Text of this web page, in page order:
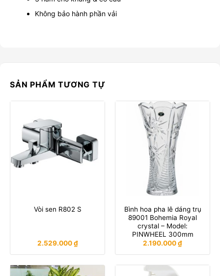
Không bảo hành phần vải
SẢN PHẨM TƯƠNG TỰ
Vòi sen R802 S
2.529.000₫
Bình hoa pha lê dáng trụ
89001 Bohemia Royal
crystal – Model:
PINWHEEL 300mm
2.190.000₫